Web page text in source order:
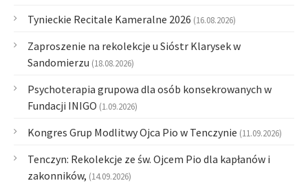
Tynieckie Recitale Kameralne 2026 (16.08.2026)
Zaproszenie na rekolekcje u Sióstr Klarysek w
Sandomierzu (18.08.2026)
Psychoterapia grupowa dla osób konsekrowanych w
Fundacji INIGO (1.09.2026)
Kongres Grup Modlitwy Ojca Pio w Tenczynie (11.09.2026)
Tenczyn: Rekolekcje ze św. Ojcem Pio dla kapłanów i
zakonników, (14.09.2026)